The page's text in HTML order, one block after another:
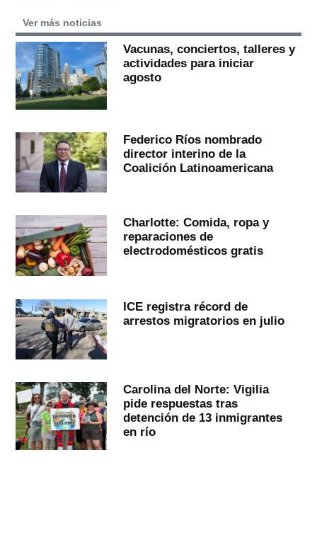
Ver más noticias
Vacunas, conciertos, talleres y
actividades para iniciar
agosto
Federico Ríos nombrado
director interino de la
Coalición Latinoamericana
Charlotte: Comida, ropa y
reparaciones de
electrodomésticos gratis
ICE registra récord de
arrestos migratorios en julio
Carolina del Norte: Vigilia
pide respuestas tras
detención de 13 inmigrantes
en río